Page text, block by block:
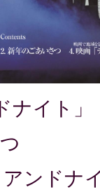
イト」
ンドナ